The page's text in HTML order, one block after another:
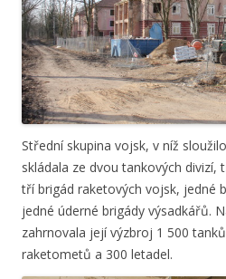
Střední skupina vojsk, v níž
skládala ze dvou tankových
tří brigád raketových vojsk, jedné
jedné úderné brigády výsadkářů.
zahrnovala její výzbroj 1 500
raketometů a 300 letadel.